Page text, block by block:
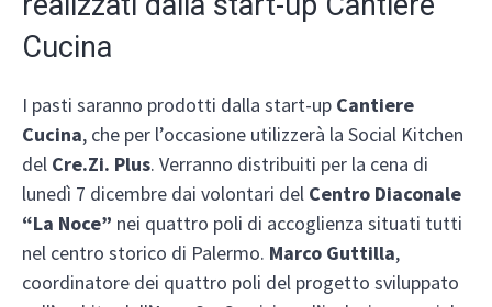
Cucina
I pasti saranno prodotti dalla start-up Cantiere
Cucina, che per l’occasione utilizzerà la Social Kitchen
del Cre.Zi. Plus. Verranno distribuiti per la cena di
lunedì 7 dicembre dai volontari del Centro Diaconale
“La Noce” nei quattro poli di accoglienza situati tutti
nel centro storico di Palermo. Marco Guttilla,
coordinatore dei quattro poli del progetto sviluppato